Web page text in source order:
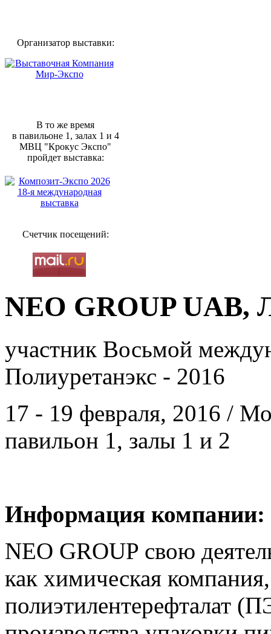
Организатор выставки:
В то же время
в павильоне 1, залах 1 и 4
МВЦ "Крокус Экспо"
пройдет выставка:
Счетчик посещений:
NEO GROUP UAB,
участник Восьмой
Полиуретанэкс - 2016
17 - 19 февраля, 2016 /
павильон 1, залы 1 и 2
Информация компании:
NEO GROUP свою
как химическая
полиэтилентерефталат